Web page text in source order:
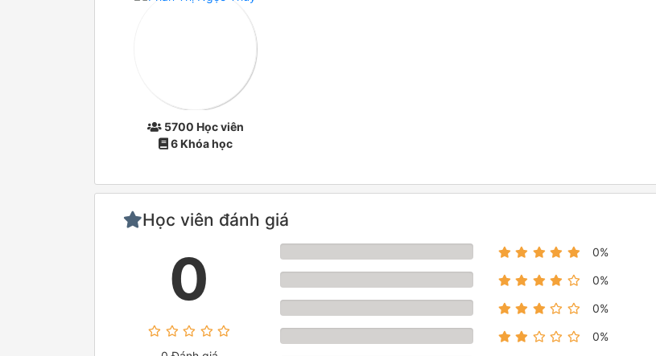
5700 Học viên
6 Khóa học
Học viên đánh giá
0 0%
0%
0%
0%